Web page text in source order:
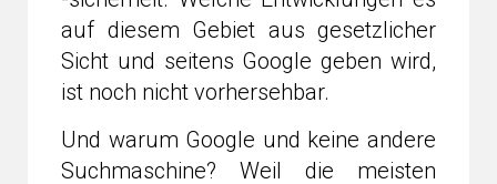
auf diesem Gebiet aus gesetzlicher
Sicht und seitens Google geben wird,
ist noch nicht vorhersehbar.
Und warum Google und keine andere
Suchmaschine? Weil die meisten